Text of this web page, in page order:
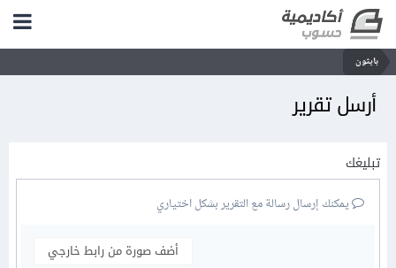
بايثون
أرسل تقرير
تبليغك
يمكنك إرسال رسالة مع التقرير بشكل اختياري
أضف صورة من رابط خارجي